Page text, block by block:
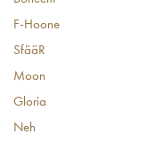
F-Hoone
SfääR
Moon
Gloria
Neh